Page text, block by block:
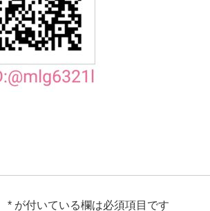
* が付いている欄は必須項目です